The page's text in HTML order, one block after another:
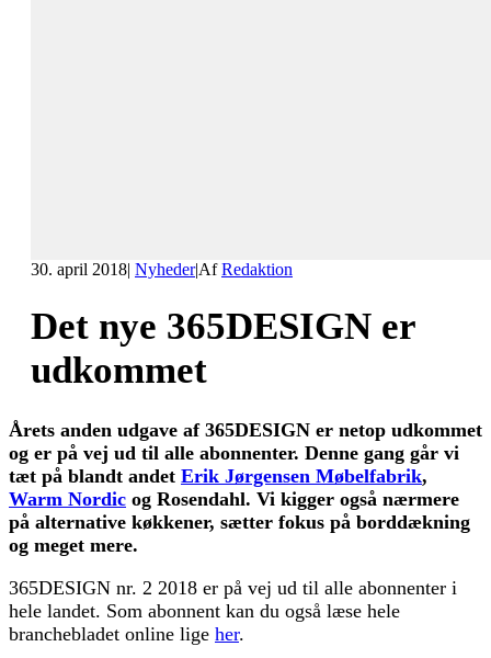
30. april 2018| Nyheder|AfRedaktion
Det nye 365DESIGN er
udkommet
Årets anden udgave af 365DESIGN er netop udkommet
og er på vej ud til alle abonnenter. Denne gang går vi
tæt på blandt andet Erik Jørgensen Møbelfabrik,
Warm Nordic og Rosendahl. Vi kigger også nærmere
på alternative køkkener, sætter fokus på borddækning
og meget mere.
365DESIGN nr. 2 2018 er på vej ud til alle abonnenter i
hele landet. Som abonnent kan du også læse hele
branchebladet online lige her.